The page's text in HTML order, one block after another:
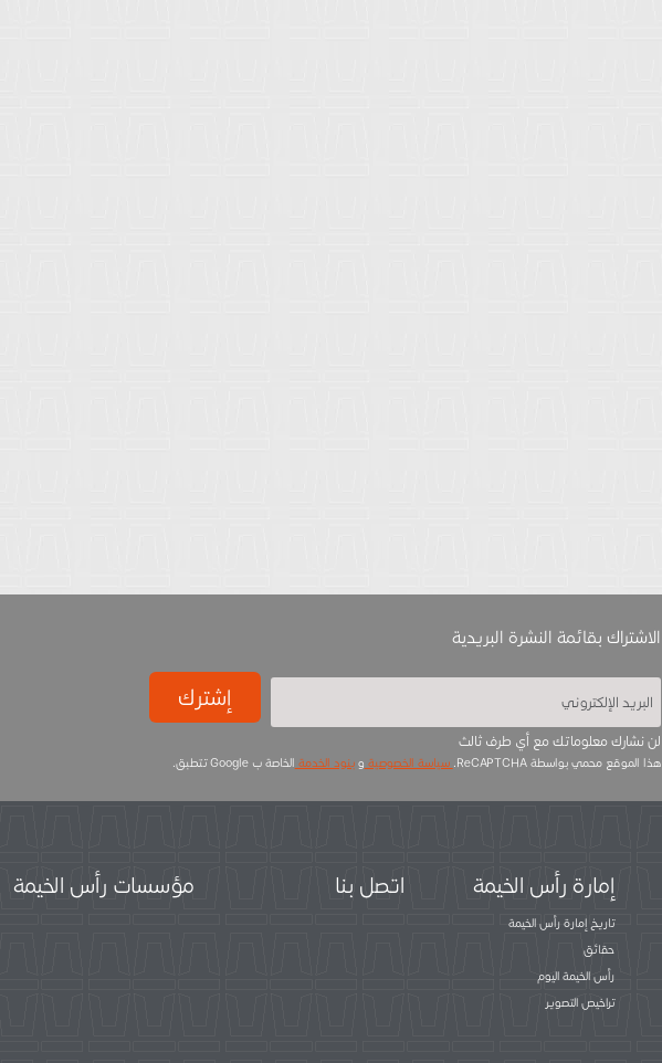
الاشتراك بقائمة النشرة البريدية
لن نشارك معلوماتك مع أي طرف ثالث
إشترك
هذا الموقع محمي بواسطة ReCAPTCHA. سياسة الخصوصية وبنود الخدمة الخاصة ب Google تتطبق.
إمارة رأس الخيمة
تاريخ إمارة رأس الخيمة
حقائق
رأس الخيمة اليوم
تراخيص التصوير
اتصل بنا مؤسسات رأس الخيمة